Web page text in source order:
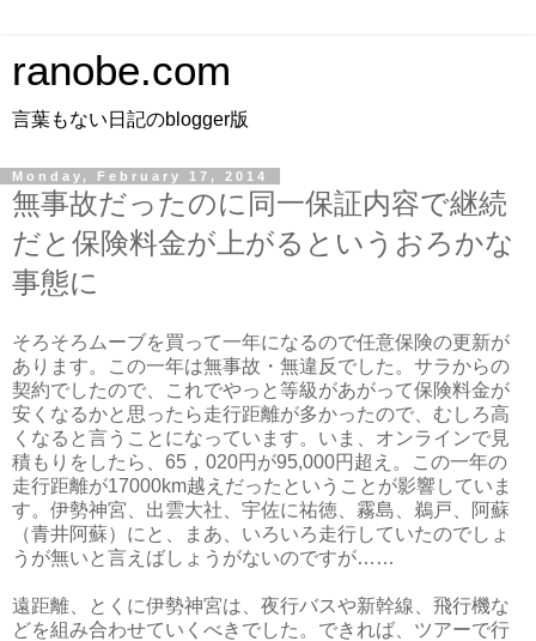
ranobe.com
言葉もない日記のblogger版
Monday, February 17, 2014
無事故だったのに同一保証内容で継続
だと保険料金が上がるというおろかな
事態に
そろそろムーブを買って一年になるので任意保険の更新が
あります。この一年は無事故・無違反でした。サラからの
契約でしたので、これでやっと等級があがって保険料金が
安くなるかと思ったら走行距離が多かったので、むしろ高
くなると言うことになっています。いま、オンラインで見
積もりをしたら、65，020円が95,000円超え。この一年の
走行距離が17000km越えだったということが影響していま
す。伊勢神宮、出雲大社、宇佐に祐徳、霧島、鵜戸、阿蘇
（青井阿蘇）にと、まあ、いろいろ走行していたのでしょ
うが無いと言えばしょうがないのですが……
遠距離、とくに伊勢神宮は、夜行バスや新幹線、飛行機な
どを組み合わせていくべきでした。できれば、ツアーで行